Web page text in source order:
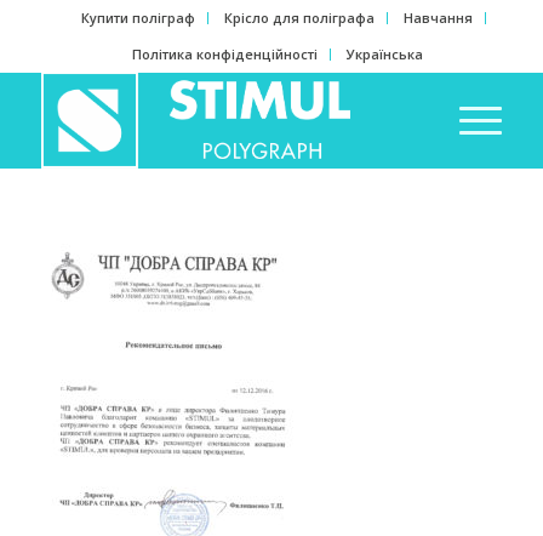
Купити поліграф Крісло для поліграфа
Навчання
Політика конфіденційності
Українська